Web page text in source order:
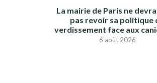
La mairie de Paris ne
pas revoir sa politique
verdissement face aux
6 août 2026